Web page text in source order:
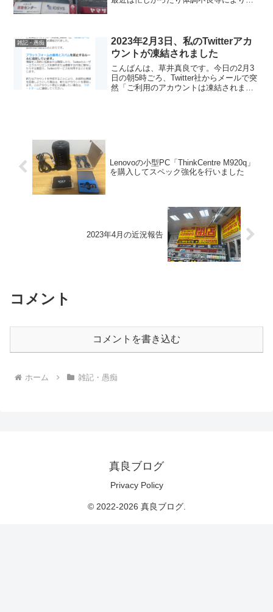
ず、後回しにしてい...
雑記・愚痴
2023年2月3日、私のTwitterアカ
ウントが凍結されました
こんばんは、草井真良です。今日の2月3
日の朝5時ごろ、Twitter社からメールで突
然「ご利用のアカウントは凍結されまし
Lenovoの小型PC「ThinkCentre M920q」
を購入してスペック強化を行いました
2023年4月の近況報告
コメント
コメントを書き込む
ホーム 雑記・愚痴
真良ブログ
Privacy Policy
© 2022-2026 真良ブログ.